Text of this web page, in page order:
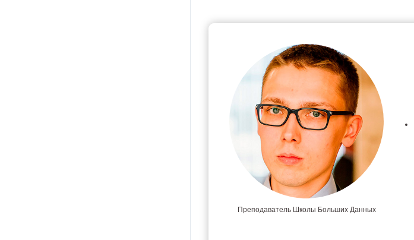
Преподаватель Школы Больших Данных